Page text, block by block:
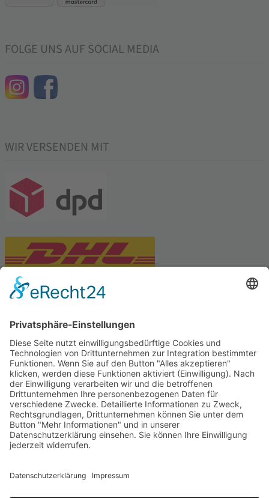
FOLGE UNS AUF SOCIAL MEDIA
WIR VERSENDEN MIT
Tekal – Textile Lebensqualität
Exklusive moderne & Orientteppiche
Feuerwerk XXL
Pyrotechnik online bestellen
© Stadtmühle Waldenbuch 2026
und Mühlenprodukte ·
Cookie-Einstellungen